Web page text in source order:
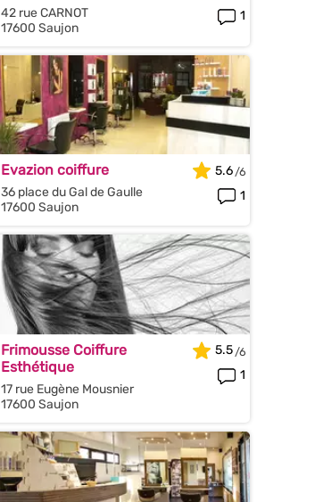
42 rue CARNOT
17600 Saujon
1
Evazion coiffure
36 place du Gal de Gaulle
17600 Saujon
5.6
1
Frimousse Coiffure
Esthétique
17 rue Eugène Mousnier
17600 Saujon
5.5
1